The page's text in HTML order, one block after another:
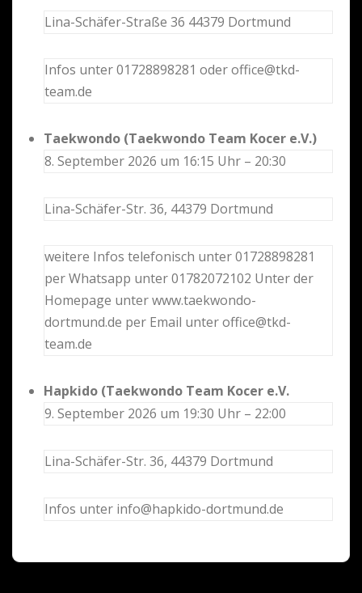
Lina-Schäfer-Straße 36 44379 Dortmund
Infos unter 01728898281 oder office@tkd-
team.de
Taekwondo (Taekwondo Team Kocer e.V.)
8. September 2026 um 16:15 Uhr – 20:30
Lina-Schäfer-Str. 36, 44379 Dortmund
weitere Infos telefonisch unter 01728898281
per Whatsapp unter 01782072102 Unter der
Homepage unter www.taekwondo-
dortmund.de per Email unter office@tkd-
team.de
Hapkido (Taekwondo Team Kocer e.V.
9. September 2026 um 19:30 Uhr – 22:00
Lina-Schäfer-Str. 36, 44379 Dortmund
Infos unter info@hapkido-dortmund.de